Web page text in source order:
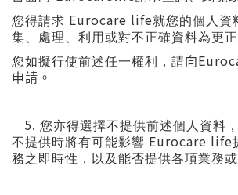
您得請求 Eurocare life就您的個人資
集、處理、利用或對不正確資料為更正
您如擬行使前述任一權利，請向
申請。
5. 您亦得選擇不提供前述個人資料
不提供時將有可能影響 Eurocare life
務之即時性，以及能否提供各項業務或